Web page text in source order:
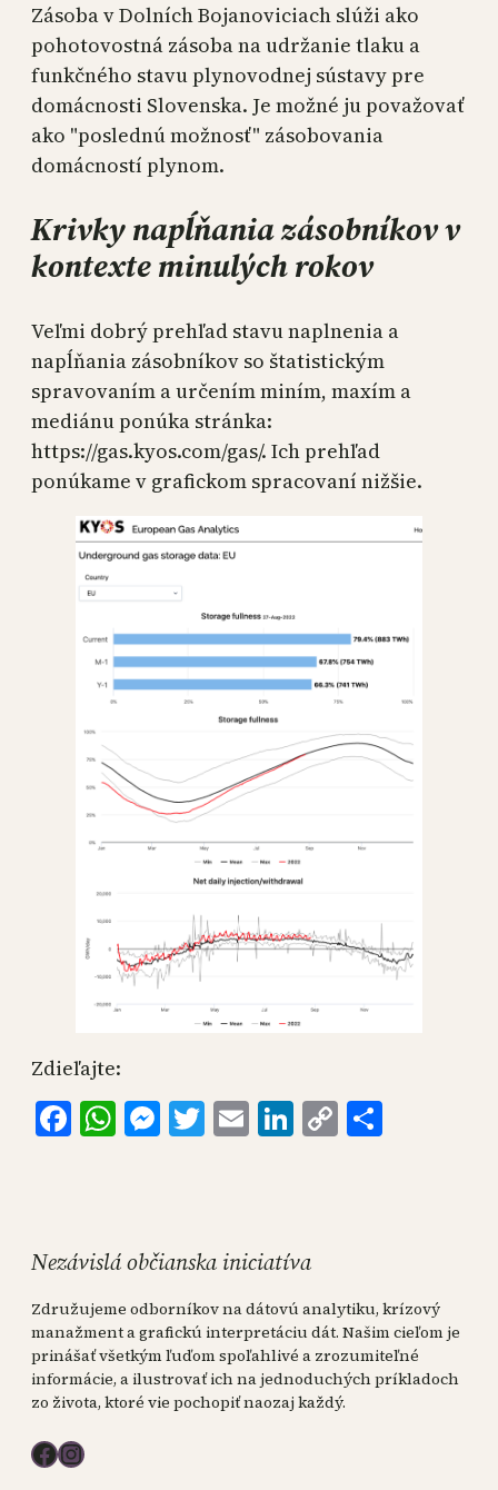
Zásoba v Dolních Bojanoviciach slúži ako
pohotovostná zásoba na udržanie tlaku a
funkčného stavu plynovodnej sústavy pre
domácnosti Slovenska. Je možné ju považovať
ako "poslednú možnosť" zásobovania
domácností plynom.
Krivky napĺňania zásobníkov v
kontexte minulých rokov
Veľmi dobrý prehľad stavu naplnenia a
napĺňania zásobníkov so štatistickým
spravovaním a určením miním, maxím a
mediánu ponúka stránka:
https://gas.kyos.com/gas/. Ich prehľad
ponúkame v grafickom spracovaní nižšie.
Zdieľajte:
Facebook
WhatsApp
Messenger
Twitter
EmailLinkedIn
Copy
Nezávislá občianska iniciatíva
Združujeme odborníkov na dátovú analytiku, krízový
manažment a grafickú interpretáciu dát. Našim cieľom je
prinášať všetkým ľuďom spoľahlivé a zrozumiteľné
informácie, a ilustrovať ich na jednoduchých príkladoch
zo života, ktoré vie pochopiť naozaj každý.
Facebook Instagram